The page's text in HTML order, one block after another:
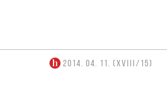
2014. 04. 11. (XVIII/15)